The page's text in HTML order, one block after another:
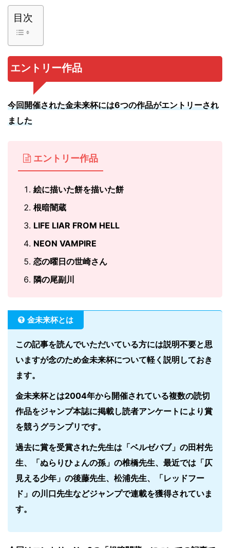
目次
エントリー作品
今回開催された金未来杯には6つの作品がエントリーされ
ました
エントリー作品
絵に描いた餅を描いた餅
根暗闇蔵
LIFE LIAR FROM HELL
NEON VAMPIRE
恋の曜日の世崎さん
隣の尾副川
金未来杯とは
この記事を読んでいただいている方には説明不要と思
いますが念のため金未来杯について軽く説明しておき
ます。
金未来杯とは2004年から開催されている複数の読切
作品をジャンプ本誌に掲載し読者アンケートにより賞
を競うグランプリです。
過去に賞を受賞された先生は「ベルゼバブ」の田村先
生、「ぬらりひょんの孫」の椎橋先生、最近では「仄
見える少年」の後藤先生、松浦先生、「レッドフー
ド」の川口先生などジャンプで連載を獲得されていま
す。